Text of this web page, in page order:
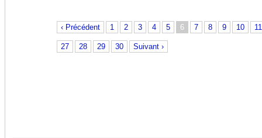
‹ Précédent 1 2 3 4 5 6 7 8 9 10 11
27 28 29 30 Suivant ›